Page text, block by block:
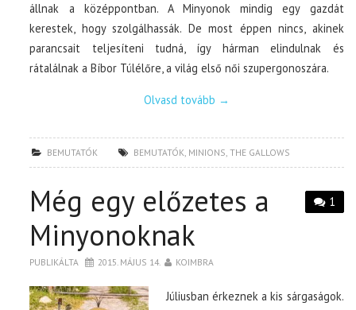
állnak a középpontban. A Minyonok mindig egy gazdát
kerestek, hogy szolgálhassák. De most éppen nincs, akinek
parancsait teljesíteni tudná, így hárman elindulnak és
rátalálnak a Bíbor Túlélőre, a világ első női szupergonoszára.
Olvasd tovább →
BEMUTATÓK BEMUTATÓK, MINIONS,THE GALLOWS
1
Még egy előzetes a
Minyonoknak
PUBLIKÁLTA 2015. MÁJUS 14. KOIMBRA
Júliusban érkeznek a kis sárgaságok.